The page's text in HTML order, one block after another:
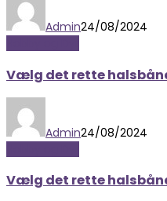
Admin24/08/2024
Vælg det rette
Admin24/08/2024
Vælg det rette